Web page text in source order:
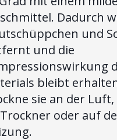
Dadurch
und
und die
bleibt
sie an der
oder auf